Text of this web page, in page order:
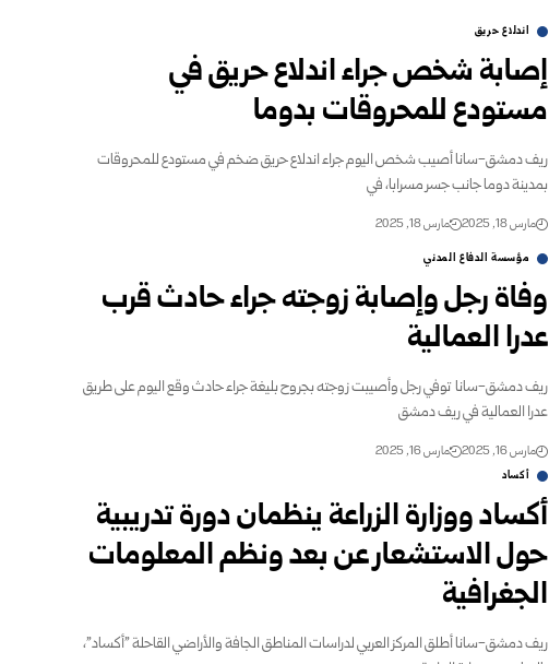
اندلاع حريق
إصابة شخص جراء اندلاع حريق في
مستودع للمحروقات بدوما
ريف دمشق-سانا أصيب شخص اليوم جراء اندلاع حريق ضخم في مستودع للمحروقات
بمدينة دوما جانب جسر مسرابا، في
مارس 18, 2025 مارس 18, 2025
مؤسسة الدفاع المدني
وفاة رجل وإصابة زوجته جراء حادث قرب
عدرا العمالية ‏
ريف دمشق-سانا ‏ توفي رجل وأصيبت زوجته بجروح بليغة جراء حادث وقع اليوم على ‏طريق
عدرا العمالية في ريف دمشق
مارس 16, 2025 مارس 16, 2025
أكساد
أكساد ووزارة الزراعة ينظمان دورة تدريبية
حول الاستشعار عن بعد ونظم المعلومات
الجغرافية
ريف دمشق-سانا أطلق المركز العربي لدراسات ‏المناطق الجافة والأراضي القاحلة "أكساد"،